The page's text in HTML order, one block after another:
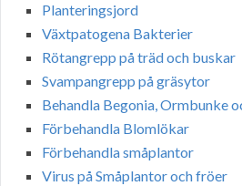
Planteringsjord
Växtpatogena Bakterier
Rötangrepp på träd och buskar
Svampangrepp på gräsytor
Behandla Begonia, Ormbunke
Förbehandla Blomlökar
Förbehandla småplantor
Virus på Småplantor och fröer